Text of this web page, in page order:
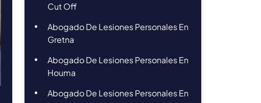
Cut Off
Abogado De Lesiones Personales En
Gretna
Abogado De Lesiones Personales En
Houma
Abogado De Lesiones Personales En